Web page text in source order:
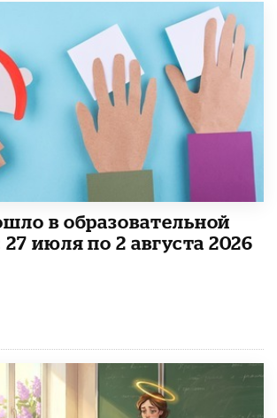
в образовательной
июля по 2 августа 2026